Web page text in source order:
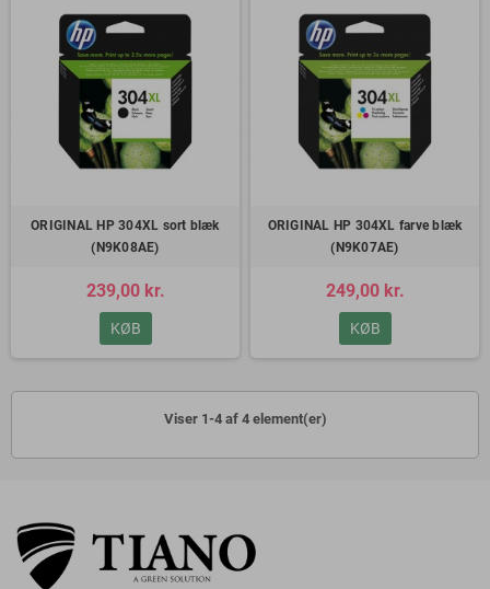
ORIGINAL HP 304XL sort blæk
(N9K08AE)
239,00 kr.
KØB
ORIGINAL HP 304XL farve blæk
(N9K07AE)
249,00 kr.
KØB
Viser 1-4 af 4 element(er)